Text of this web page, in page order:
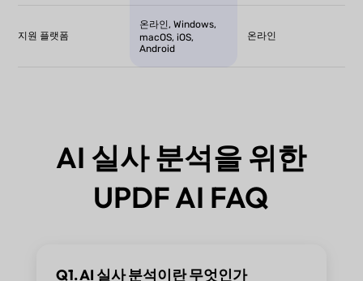
지원 플랫폼
온라인, Windows,
macOS, iOS,
Android
온라인
AI 실사 분석을 위한
UPDF AI FAQ
Q1. AI 실사 분석이란 무엇인가